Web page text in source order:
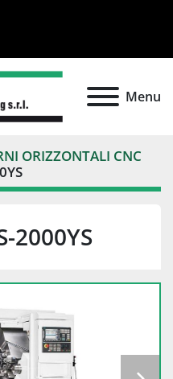
Menu
ORIZZONTALI CNC
2000YS